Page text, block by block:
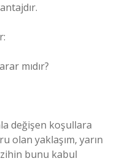
mıdır?
değişen koşullara
olan yaklaşım, yarın
bunu kabul